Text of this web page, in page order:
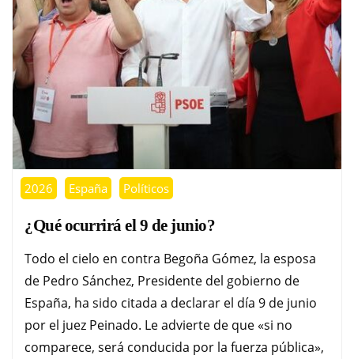
2026 España Políticos
¿Qué ocurrirá el 9 de junio?
Todo el cielo en contra Begoña Gómez, la esposa
de Pedro Sánchez, Presidente del gobierno de
España, ha sido citada a declarar el día 9 de junio
por el juez Peinado. Le advierte de que «si no
comparece, será conducida por la fuerza pública»,